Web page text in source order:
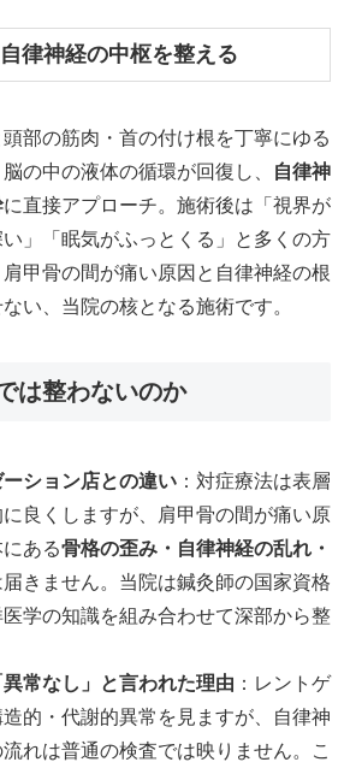
律神経の中枢を整える
部の筋肉・首の付け根を丁寧にゆる
の中の液体の循環が回復し、
自律神
に直接アプローチ。施術後は「視界が
」「眠気がふっとくる」と多くの方
甲骨の間が痛い原因と自律神経の根
い、当院の核となる施術です。
は整わないのか
ション店との違い ：対症療法は表層
良くしますが、肩甲骨の間が痛い原
ある骨格の歪み・自律神経の乱れ・
届きません。当院は鍼灸師の国家資格
学の知識を組み合わせて深部から整
常なし」と言われた理由 ：レントゲ
的・代謝的異常を見ますが、自律神
れは普通の検査では映りません。こ